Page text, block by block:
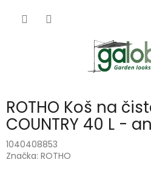
ROTHO Koš na
COUNTRY 40 L -
1040408853
Značka: ROTHO